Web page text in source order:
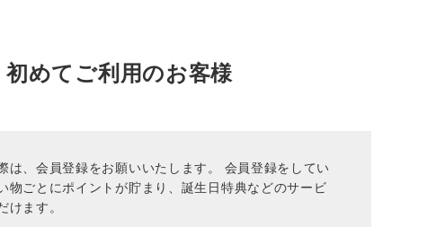
初めてご利用のお客様
は、会員登録をお願いいたします。 会員登録をしてい
物ごとにポイントが貯まり、誕生日特典などのサービ
けます。